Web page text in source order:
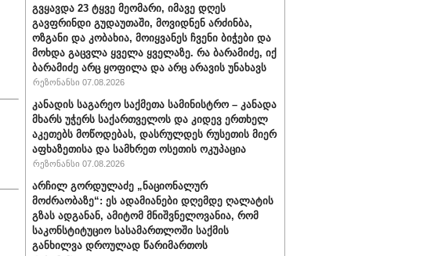
გვყავდა 23 ტყვე მეომარი, იმავე დღეს
გავფრინდი გუდაუთაში, მოვიდნენ არძინბა,
ოზგანი და კობახია, მოიყვანეს ჩვენი ბიჭები და
მოხდა გაცვლა ყველა ყველაზე. რა ბარამიძე, იქ
ბარამიძე არც ყოფილა და არც არავის უნახავს
რეზონანსი 07.08.2026
კანადის საგარეო საქმეთა სამინისტრო – კანადა
მხარს უჭერს საქართველოს და კიდევ ერთხელ
აკეთებს მოწოდებას, დასრულდეს რუსეთის მიერ
აფხაზეთისა და სამხრეთ ოსეთის ოკუპაცია
რეზონანსი 07.08.2026
არჩილ გორდულაძე „ნაციონალურ
მოძრაობაზე“: ეს ადამიანები დღემდე ღალატის
გზას ადგანან, ამიტომ მნიშვნელოვანია, რომ
საკონსტიტუციო სასამართლოში საქმის
განხილვა დროულად წარიმართოს